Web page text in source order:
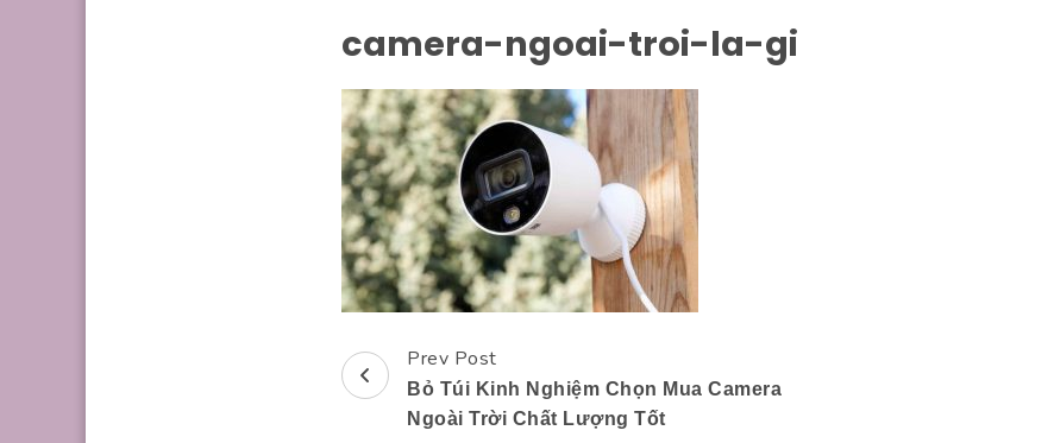
camera-ngoai-troi-la-gi
Post
Navigation
Prev Post
Bỏ Túi Kinh Nghiệm Chọn Mua Camera
Ngoài Trời Chất Lượng Tốt